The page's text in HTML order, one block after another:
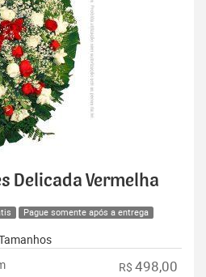
Delicada Vermelha
Pague somente após a entrega
R$ 498,00